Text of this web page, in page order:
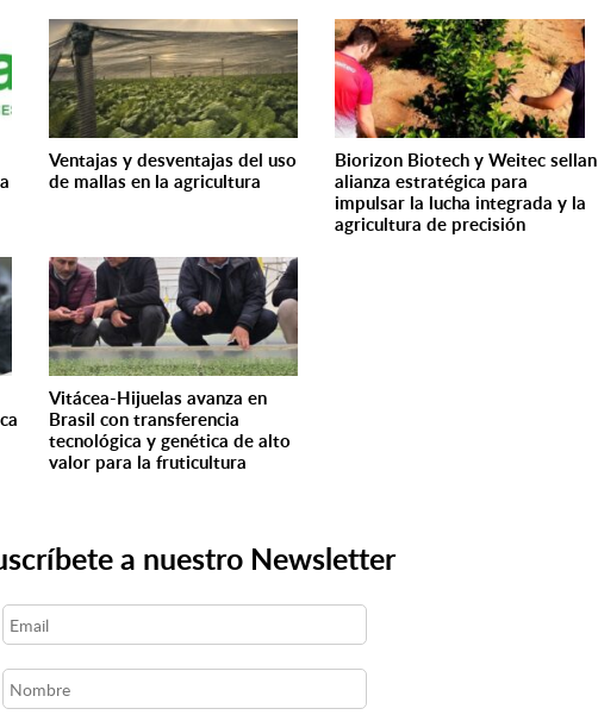
Ventajas y desventajas del uso
de mallas en la agricultura
Biorizon Biotech y Weitec sellan
alianza estratégica para
impulsar la lucha integrada y la
agricultura de precisión
Vitácea-Hijuelas avanza en
Brasil con transferencia
tecnológica y genética de alto
valor para la fruticultura
a nuestro Newsletter